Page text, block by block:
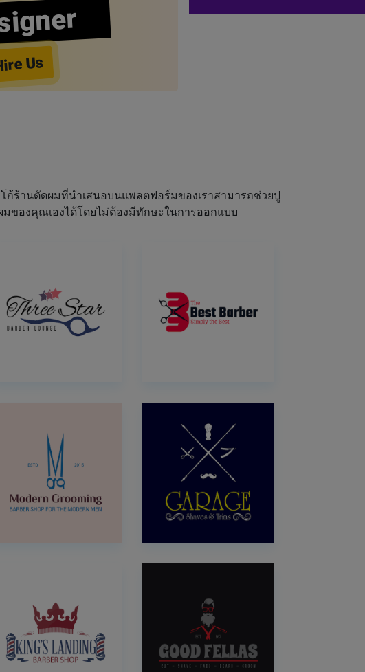
Us
ร้านตัดผมที่นำเสนอบนแพลตฟอร์มของเราสามารถช่วยปู
ของคุณเองได้โดยไม่ต้องมีทักษะในการออกแบบ